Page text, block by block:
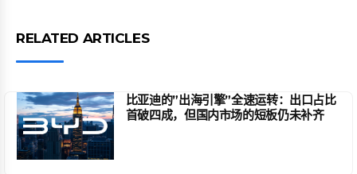
RELATED ARTICLES
比亚迪的”出海引擎”全速运转：出口占比
首破四成，但国内市场的短板仍未补齐